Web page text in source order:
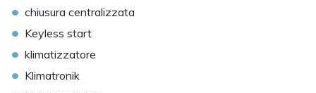
• chiusura centralizzata
• Keyless start
• klimatizzatore
• Klimatronik